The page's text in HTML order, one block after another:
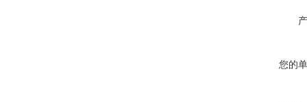
您的